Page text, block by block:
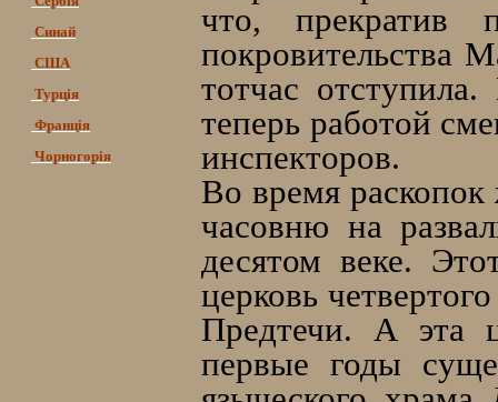
Синай
США
Турція
Франція
Чорногорія
что,
покровительства
тотчас
теперь работой
инспекторов.
Во время
часовню на
десятом веке.
церковь
Предтечи. А эта
первые годы